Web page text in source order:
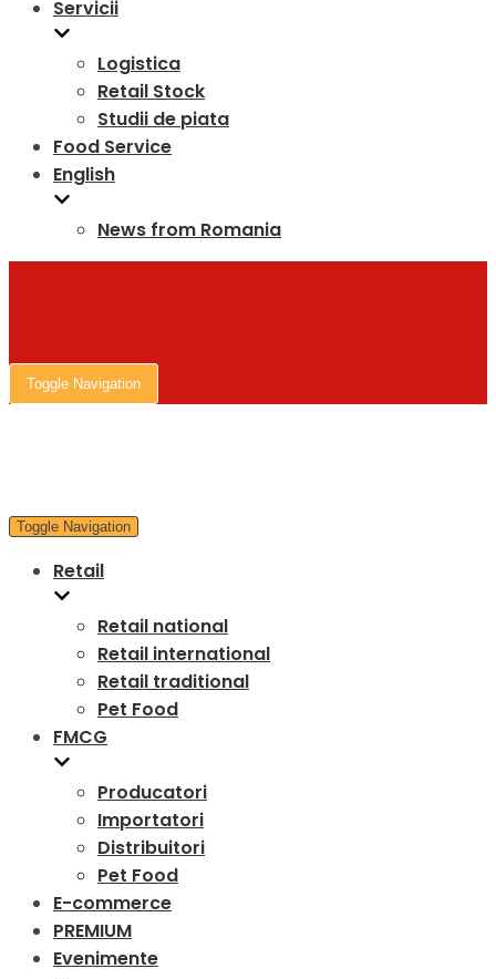
Servicii
Logistica
Retail Stock
Studii de piata
Food Service
English
News from Romania
Toggle Navigation
Toggle Navigation
Retail
Retail national
Retail international
Retail traditional
Pet Food
FMCG
Producatori
Importatori
Distribuitori
Pet Food
E-commerce
PREMIUM
Evenimente